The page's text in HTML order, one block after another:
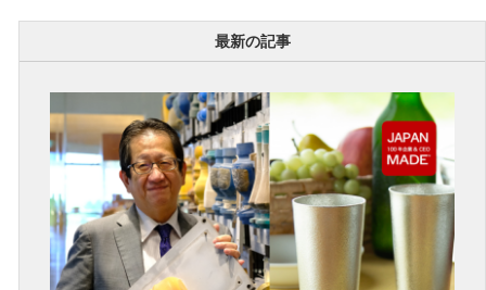
最新の記事